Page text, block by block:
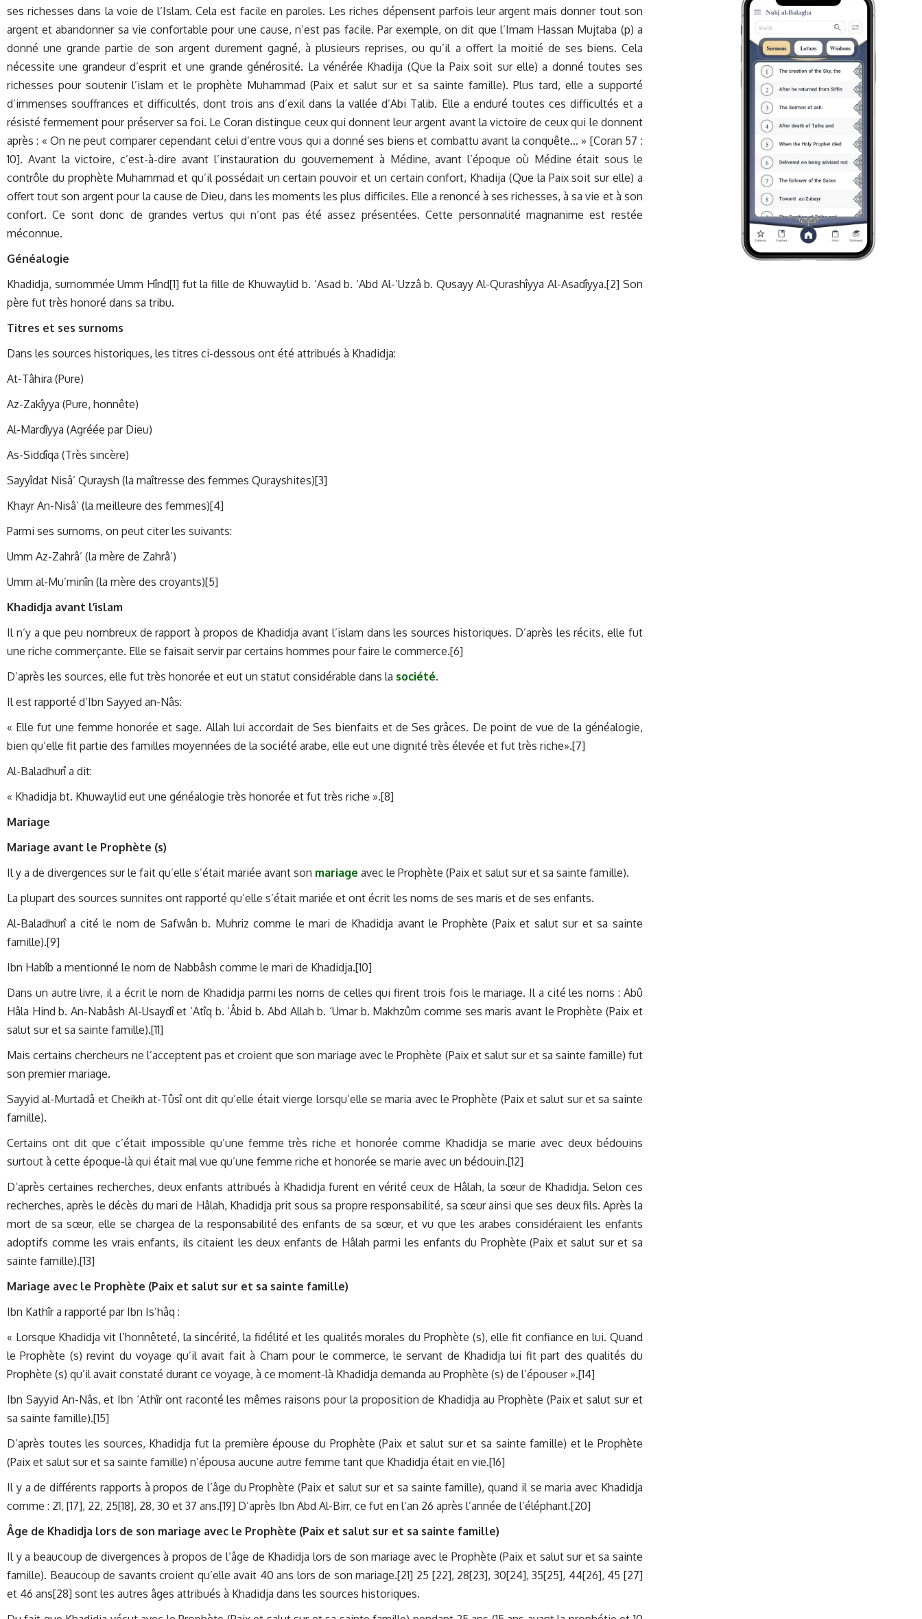
ses richesses dans la voie de l’Islam. Cela est facile en paroles. Les riches dépensent parfois leur argent mais donner tout son
argent et abandonner sa vie confortable pour une cause, n’est pas facile. Par exemple, on dit que l’Imam Hassan Mujtaba (p) a
donné une grande partie de son argent durement gagné, à plusieurs reprises, ou qu’il a offert la moitié de ses biens. Cela
nécessite une grandeur d’esprit et une grande générosité. La vénérée Khadija (Que la Paix soit sur elle) a donné toutes ses
richesses pour soutenir l’islam et le prophète Muhammad (Paix et salut sur et sa sainte famille). Plus tard, elle a supporté
d’immenses souffrances et difficultés, dont trois ans d’exil dans la vallée d’Abi Talib. Elle a enduré toutes ces difficultés et a
résisté fermement pour préserver sa foi. Le Coran distingue ceux qui donnent leur argent avant la victoire de ceux qui le donnent
après : « On ne peut comparer cependant celui d’entre vous qui a donné ses biens et combattu avant la conquête… » [Coran 57 :
10]. Avant la victoire, c’est-à-dire avant l’instauration du gouvernement à Médine, avant l’époque où Médine était sous le
contrôle du prophète Muhammad et qu’il possédait un certain pouvoir et un certain confort, Khadija (Que la Paix soit sur elle) a
offert tout son argent pour la cause de Dieu, dans les moments les plus difficiles. Elle a renoncé à ses richesses, à sa vie et à son
confort. Ce sont donc de grandes vertus qui n’ont pas été assez présentées. Cette personnalité magnanime est restée
méconnue.
Généalogie
Khadidja, surnommée Umm Hînd[1] fut la fille de Khuwaylid b. ‘Asad b. ‘Abd Al-‘Uzzâ b. Qusayy Al-Qurashîyya Al-Asadîyya.[2] Son
père fut très honoré dans sa tribu.
Titres et ses surnoms
Dans les sources historiques, les titres ci-dessous ont été attribués à Khadidja:
At-Tâhira (Pure)
Az-Zakîyya (Pure, honnête)
Al-Mardîyya (Agréée par Dieu)
As-Siddîqa (Très sincère)
Sayyîdat Nisâ’ Quraysh (la maîtresse des femmes Qurayshites)[3]
Khayr An-Nisâ’ (la meilleure des femmes)[4]
Parmi ses surnoms, on peut citer les suivants:
Umm Az-Zahrâ’ (la mère de Zahrâ’)
Umm al-Mu’minîn (la mère des croyants)[5]
Khadidja avant l’islam
Il n’y a que peu nombreux de rapport à propos de Khadidja avant l’islam dans les sources historiques. D’après les récits, elle fut
une riche commerçante. Elle se faisait servir par certains hommes pour faire le commerce.[6]
D’après les sources, elle fut très honorée et eut un statut considérable dans la société.
Il est rapporté d’Ibn Sayyed an-Nâs:
« Elle fut une femme honorée et sage. Allah lui accordait de Ses bienfaits et de Ses grâces. De point de vue de la généalogie,
bien qu’elle fit partie des familles moyennées de la société arabe, elle eut une dignité très élevée et fut très riche».[7]
Al-Baladhurî a dit:
« Khadidja bt. Khuwaylid eut une généalogie très honorée et fut très riche ».[8]
Mariage
Mariage avant le Prophète (s)
Il y a de divergences sur le fait qu’elle s’était mariée avant son mariage avec le Prophète (Paix et salut sur et sa sainte famille).
La plupart des sources sunnites ont rapporté qu’elle s’était mariée et ont écrit les noms de ses maris et de ses enfants.
Al-Baladhurî a cité le nom de Safwân b. Muhriz comme le mari de Khadidja avant le Prophète (Paix et salut sur et sa sainte
famille).[9]
Ibn Habîb a mentionné le nom de Nabbâsh comme le mari de Khadidja.[10]
Dans un autre livre, il a écrit le nom de Khadidja parmi les noms de celles qui firent trois fois le mariage. Il a cité les noms : Abû
Hâla Hind b. An-Nabâsh Al-Usaydî et ‘Atîq b. ‘Âbid b. Abd Allah b. ‘Umar b. Makhzûm comme ses maris avant le Prophète (Paix et
salut sur et sa sainte famille).[11]
Mais certains chercheurs ne l’acceptent pas et croient que son mariage avec le Prophète (Paix et salut sur et sa sainte famille) fut
son premier mariage.
Sayyid al-Murtadâ et Cheikh at-Tûsî ont dit qu’elle était vierge lorsqu’elle se maria avec le Prophète (Paix et salut sur et sa sainte
famille).
Certains ont dit que c’était impossible qu’une femme très riche et honorée comme Khadidja se marie avec deux bédouins
surtout à cette époque-là qui était mal vue qu’une femme riche et honorée se marie avec un bédouin.[12]
D’après certaines recherches, deux enfants attribués à Khadidja furent en vérité ceux de Hâlah, la sœur de Khadidja. Selon ces
recherches, après le décès du mari de Hâlah, Khadidja prit sous sa propre responsabilité, sa sœur ainsi que ses deux fils. Après la
mort de sa sœur, elle se chargea de la responsabilité des enfants de sa sœur, et vu que les arabes considéraient les enfants
adoptifs comme les vrais enfants, ils citaient les deux enfants de Hâlah parmi les enfants du Prophète (Paix et salut sur et sa
sainte famille).[13]
Mariage avec le Prophète (Paix et salut sur et sa sainte famille)
Ibn Kathîr a rapporté par Ibn Is’hâq :
« Lorsque Khadidja vit l’honnêteté, la sincérité, la fidélité et les qualités morales du Prophète (s), elle fit confiance en lui. Quand
le Prophète (s) revint du voyage qu’il avait fait à Cham pour le commerce, le servant de Khadidja lui fit part des qualités du
Prophète (s) qu’il avait constaté durant ce voyage, à ce moment-là Khadidja demanda au Prophète (s) de l’épouser ».[14]
Ibn Sayyid An-Nâs, et Ibn ‘Athîr ont raconté les mêmes raisons pour la proposition de Khadidja au Prophète (Paix et salut sur et
sa sainte famille).[15]
D’après toutes les sources, Khadidja fut la première épouse du Prophète (Paix et salut sur et sa sainte famille) et le Prophète
(Paix et salut sur et sa sainte famille) n’épousa aucune autre femme tant que Khadidja était en vie.[16]
Il y a de différents rapports à propos de l’âge du Prophète (Paix et salut sur et sa sainte famille), quand il se maria avec Khadidja
comme : 21, [17], 22, 25[18], 28, 30 et 37 ans.[19] D’après Ibn Abd Al-Birr, ce fut en l’an 26 après l’année de l’éléphant.[20]
Âge de Khadidja lors de son mariage avec le Prophète (Paix et salut sur et sa sainte famille)
Il y a beaucoup de divergences à propos de l’âge de Khadidja lors de son mariage avec le Prophète (Paix et salut sur et sa sainte
famille). Beaucoup de savants croient qu’elle avait 40 ans lors de son mariage.[21] 25 [22], 28[23], 30[24], 35[25], 44[26], 45 [27]
et 46 ans[28] sont les autres âges attribués à Khadidja dans les sources historiques.